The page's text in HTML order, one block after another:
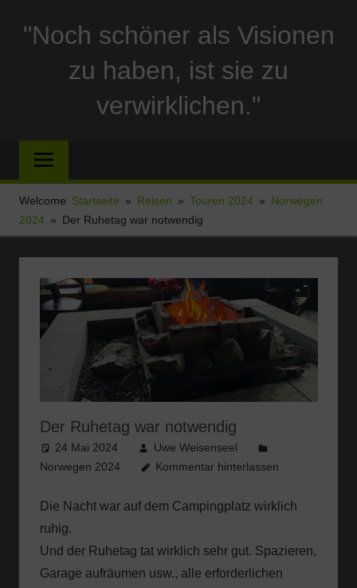
Inhalt"Noch schöner als Visionen
zu haben, ist sie zu
verwirklichen."
und
Stellplatzberichte
und
alles
Sonstige
rund
Ferien
Welcome Startseite Reisen Touren 2024
Norwegen
2024
Der Ruhetag war notwendig
Der Ruhetag war notwendig
24 Mai 2024
Uwe Weisenseel
Norwegen 2024
Kommentar hinterlassen
Die Nacht war auf dem Campingplatz wirklich
ruhig.
Und der Ruhetag tat wirklich sehr gut. Spazieren,
Garage aufräumen usw., alle erforderlichen